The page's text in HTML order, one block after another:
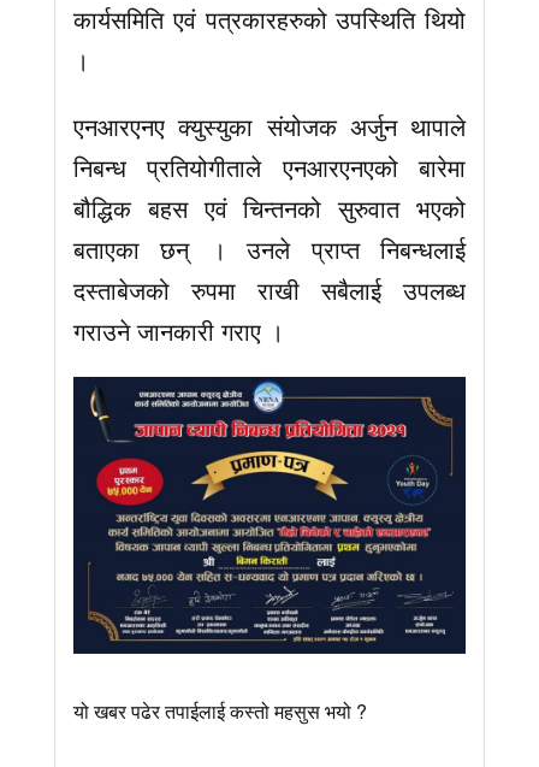
कार्यसमिति एवं पत्रकारहरुको उपस्थिति थियो
।
एनआरएनए क्युस्युका संयोजक अर्जुन थापाले
निबन्ध प्रतियोगीताले एनआरएनएको बारेमा
बौद्धिक बहस एवं चिन्तनको सुरुवात भएको
बताएका छन् । उनले प्राप्त निबन्धलाई
दस्ताबेजको रुपमा राखी सबैलाई उपलब्ध
गराउने जानकारी गराए ।
यो खबर पढेर तपाईलाई कस्तो महसुस भयो ?